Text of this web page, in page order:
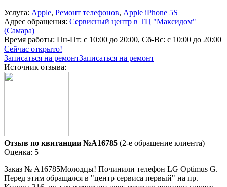
Услуга: Apple, Ремонт телефонов, Apple iPhone 5S
Адрес обращения: Сервисный центр в ТЦ "Максидом"
(Самара)
Время работы: Пн-Пт: с 10:00 до 20:00, Сб-Вс: с 10:00 до 20:00
Сейчас открыто!
Записаться на ремонтЗаписаться на ремонт
Источник отзыва:
Отзыв по квитанции №A16785 (2-е обращение клиента)
Оценка: 5
Заказ № А16785Молодцы! Починили телефон LG Optimus G.
Перед этим обращался в "центр сервиса первый" на пр.